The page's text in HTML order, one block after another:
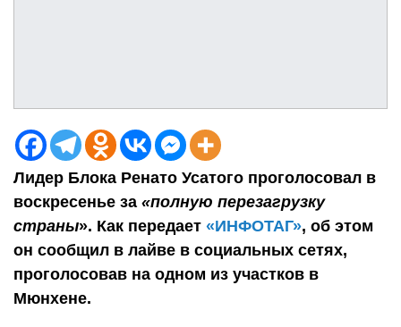
Лидер Блока Ренато Усатого проголосовал в
воскресенье за «полную перезагрузку
страны». Как передает «ИНФОТАГ», об этом
он сообщил в лайве в социальных сетях,
проголосовав на одном из участков в
Мюнхене.